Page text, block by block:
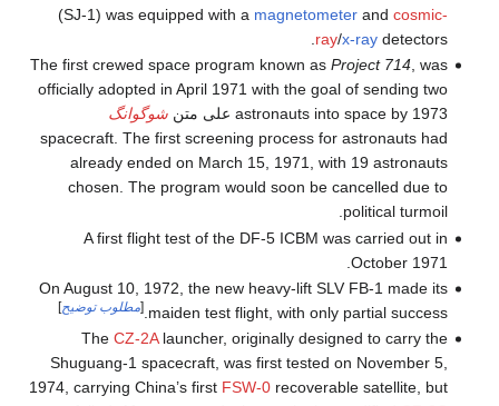
(SJ-1) was equipped with a magnetometerand cosmic-
ray/x-raydetectors.
The first crewed space program known as Project 714, was
officially adopted in April 1971 with the goal of sending two
astronauts into space by 1973 على متن
شوگوانگ
spacecraft. The first screening process for astronauts had
already ended on March 15, 1971, with 19 astronauts
chosen. The program would soon be cancelled due to
political turmoil.
A first flight test of the DF-5 ICBM was carried out in
October 1971.
On August 10, 1972, the new heavy-lift SLV FB-1 made its
maiden test flight, with only partial success.
[مطلوب توضيح]
The CZ-2Alauncher, originally designed to carry the
Shuguang-1 spacecraft, was first tested on November 5,
1974, carrying China’s first FSW-0recoverable satellite, but